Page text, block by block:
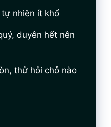
nhiên ít khổ
duyên hết nên
thử hỏi chỗ nào